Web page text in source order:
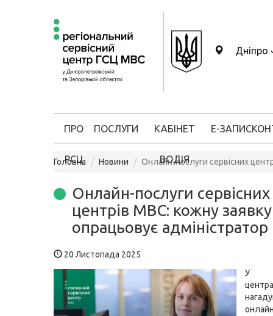
Дніпро
ПРО
РСЦ
ПОСЛУГИ КАБІНЕТ
ВОДІЯ
Е-ЗАПИС
Головна Новини Онлайн-послуги сервісних
Онлайн-послуги сервісних
центрів МВС: кожну заявку
опрацьовує адміністратор
20 Листопада 2025
У